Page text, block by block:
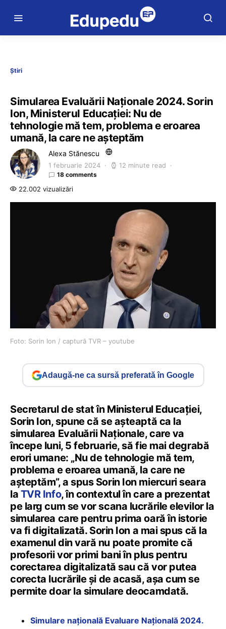
Știri
Simularea Evaluării Naționale 2024. Sorin
Ion, Ministerul Educației: Nu de
tehnologie mă tem, problema e eroarea
umană, la care ne așteptăm
Alexa Stănescu
1 februarie 2024 12 minute read
18 comments
22.002 vizualizări
Foto: Sorin Ion / captură TVR – youtube
Adaugă-ne ca sursă preferată în Google
Secretarul de stat în Ministerul Educației,
Sorin Ion, spune că se așteaptă ca la
simularea Evaluării Naționale, care va
începe luni, 5 februarie, să fie mai degrabă
erori umane: „Nu de tehnologie mă tem,
problema e eroarea umană, la care ne
așteptăm”, a spus Sorin Ion miercuri seara
la TVR Info, în contextul în care a prezentat
pe larg cum se vor scana lucrările elevilor la
simularea care pentru prima oară în istorie
va fi digitalizată. Sorin Ion a mai spus că la
examenul din vară nu poate promite că
profesorii vor primi bani în plus pentru
corectarea digitalizată sau că vor putea
corecta lucrările și de acasă, așa cum se
permite doar la simulare deocamdată.
Simulare națională Evaluare Națională 2024.